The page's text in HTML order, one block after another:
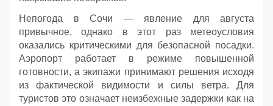
Непогода в Сочи — явление для августа
привычное, однако в этот раз метеоусловия
оказались критическими для безопасной посадки.
Аэропорт работает в режиме повышенной
готовности, а экипажи принимают решения исходя
из фактической видимости и силы ветра. Для
туристов это означает неизбежные задержки как на